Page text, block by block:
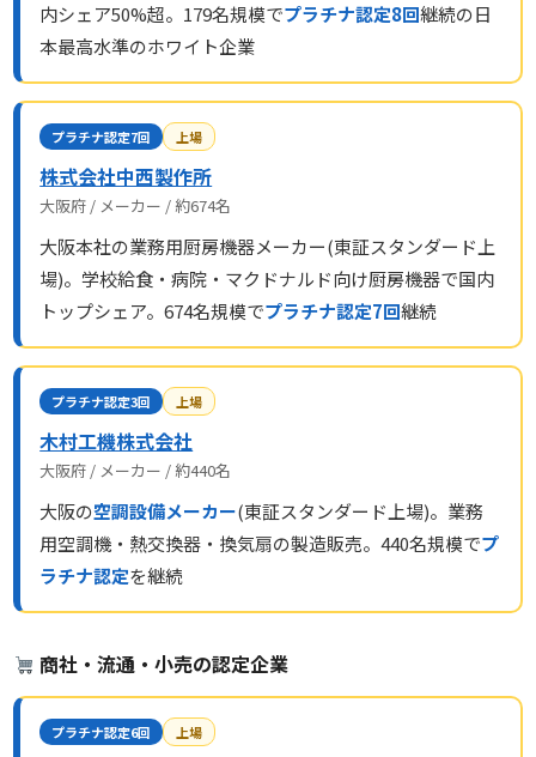
内シェア50%超。179名規模でプラチナ認定8回継続の日
本最高水準のホワイト企業
プラチナ認定7回 上場
株式会社中西製作所
大阪府 / メーカー / 約674名
大阪本社の業務用厨房機器メーカー(東証スタンダード上
場)。学校給食・病院・マクドナルド向け厨房機器で国内
トップシェア。674名規模でプラチナ認定7回継続
プラチナ認定3回 上場
木村工機株式会社
大阪府 / メーカー / 約440名
大阪の空調設備メーカー(東証スタンダード上場)。業務
用空調機・熱交換器・換気扇の製造販売。440名規模でプ
ラチナ認定を継続
商社・流通・小売の認定企業
プラチナ認定6回 上場